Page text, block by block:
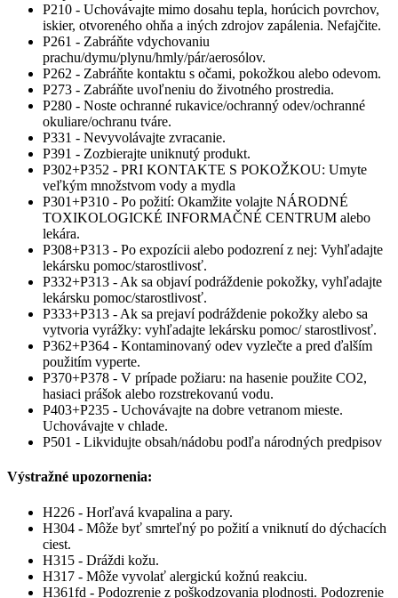
P210 - Uchovávajte mimo dosahu tepla, horúcich povrchov,
iskier, otvoreného ohňa a iných zdrojov zapálenia. Nefajčite.
P261 - Zabráňte vdychovaniu
prachu/dymu/plynu/hmly/pár/aerosólov.
P262 - Zabráňte kontaktu s očami, pokožkou alebo odevom.
P273 - Zabráňte uvoľneniu do životného prostredia.
P280 - Noste ochranné rukavice/ochranný odev/ochranné
okuliare/ochranu tváre.
P331 - Nevyvolávajte zvracanie.
P391 - Zozbierajte uniknutý produkt.
P302+P352 - PRI KONTAKTE S POKOŽKOU: Umyte
veľkým množstvom vody a mydla
P301+P310 - Po požití: Okamžite volajte NÁRODNÉ
TOXIKOLOGICKÉ INFORMAČNÉ CENTRUM alebo
lekára.
P308+P313 - Po expozícii alebo podozrení z nej: Vyhľadajte
lekársku pomoc/starostlivosť.
P332+P313 - Ak sa objaví podráždenie pokožky, vyhľadajte
lekársku pomoc/starostlivosť.
P333+P313 - Ak sa prejaví podráždenie pokožky alebo sa
vytvoria vyrážky: vyhľadajte lekársku pomoc/ starostlivosť.
P362+P364 - Kontaminovaný odev vyzlečte a pred ďalším
použitím vyperte.
P370+P378 - V prípade požiaru: na hasenie použite CO2,
hasiaci prášok alebo rozstrekovanú vodu.
P403+P235 - Uchovávajte na dobre vetranom mieste.
Uchovávajte v chlade.
P501 - Likvidujte obsah/nádobu podľa národných predpisov
Výstražné upozornenia:
H226 - Horľavá kvapalina a pary.
H304 - Môže byť smrteľný po požití a vniknutí do dýchacích
ciest.
H315 - Dráždi kožu.
H317 - Môže vyvolať alergickú kožnú reakciu.
H361fd - Podozrenie z poškodzovania plodnosti. Podozrenie